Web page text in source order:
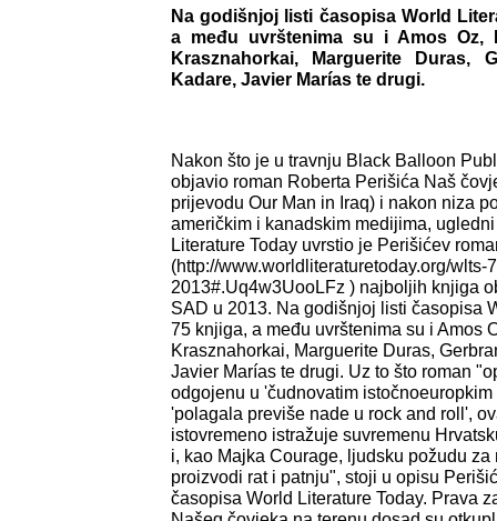
Na godišnjoj listi časopisa World
a među uvrštenima su i Amos Oz,
Krasznahorkai, Marguerite Duras,
Kadare, Javier Marías te drugi.
Nakon što je u travnju Black Balloon
objavio roman Roberta Perišića Naš
prijevodu Our Man in Iraq) i nakon niza
američkim i kanadskim medijima,
Literature Today uvrstio je Perišićev
(http://www.worldliteraturetoday.org/wlts-
2013#.Uq4w3UooLFz ) najboljih knjiga
SAD u 2013. Na godišnjoj listi časopisa
75 knjiga, a među uvrštenima su i Amos
Krasznahorkai, Marguerite Duras,
Javier Marías te drugi. Uz to što roman
odgojenu u 'čudnovatim
'polagala previše nade u rock and roll',
istovremeno istražuje suvremenu
i, kao Majka Courage, ljudsku požudu
proizvodi rat i patnju", stoji u opisu
časopisa World Literature Today. Prava